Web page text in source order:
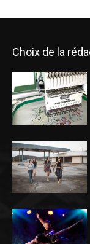
Choix de la